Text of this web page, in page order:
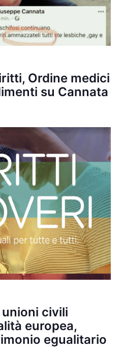
Ordine medici
su Cannata
civili
europea,
egualitario